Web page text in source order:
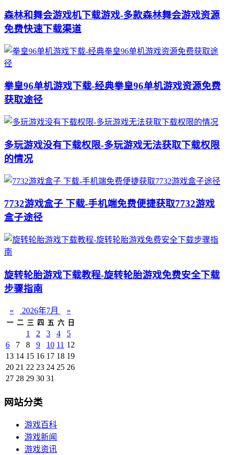
森林和舞会游戏机下载游戏-多款森林舞会游戏资源
免费快速下载渠道
拳皇96单机游戏下载-经典拳皇96单机游戏资源免费
获取途径
多玩游戏没有下载权限-多玩游戏无法获取下载权限
的情况
7732游戏盒子 下载-手机端免费便捷获取7732游戏
盒子途径
旋转轮胎游戏下载教程-旋转轮胎游戏免费安全下载
步骤指南
« 2026年7月 »
一 二 三 四 五 六 日
1 2 3 4
5
6
7 8 9 10 11 12
13 14 15 16 17 18 19
20 21 22 23 24 25 26
27 28 29 30 31
网站分类
游戏百科
游戏新闻
游戏资讯